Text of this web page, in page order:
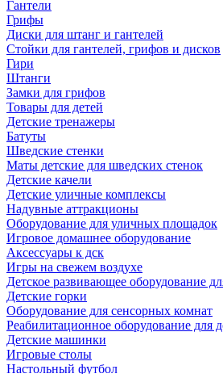
Гантели
Грифы
Диски для штанг и гантелей
Стойки для гантелей, грифов и дисков
Гири
Штанги
Замки для грифов
Товары для детей
Детские тренажеры
Батуты
Шведские стенки
Маты детские для шведских стенок
Детские качели
Детские уличные комплексы
Надувные аттракционы
Оборудование для уличных площадок
Игровое домашнее оборудование
Аксессуары к дск
Игры на свежем воздухе
Детское развивающее
Детские горки
Оборудование для сенсорных комнат
Реабилитационное оборудование для
Детские машинки
Игровые столы
Настольный футбол